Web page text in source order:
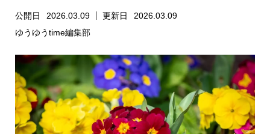
公開日 2026.03.09 更新日
2026.03.09
ゆうゆうtime編集部